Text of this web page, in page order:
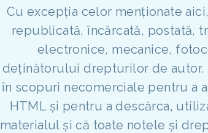
Cu excepția celor menționate
republicată, încărcată, postată,
electronice, mecanice,
deținătorului drepturilor de autor.
în scopuri necomerciale pentru a
HTML și pentru a descărca,
materialul și că toate notele și